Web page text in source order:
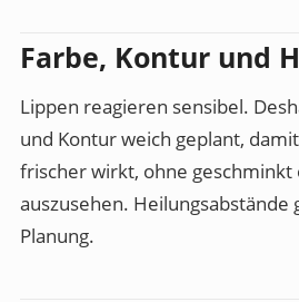
Farbe, Kontur und
Lippen reagieren sensibel.
und Kontur weich geplant,
frischer wirkt, ohne geschminkt
auszusehen. Heilungsabstände
Planung.